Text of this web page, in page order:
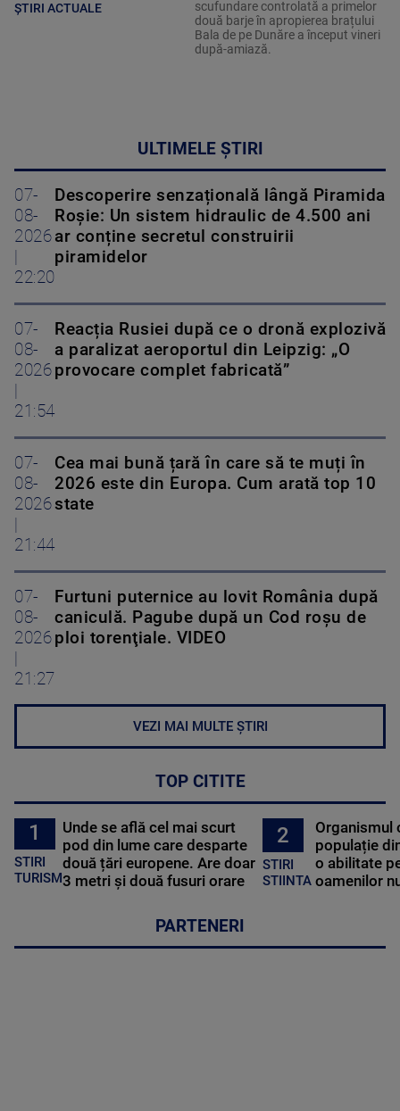
ȘTIRI ACTUALE
scufundare controlată a primelor
două barje în apropierea brațului
Bala de pe Dunăre a început vineri
după-amiază.
ULTIMELE ȘTIRI
07-
08-
2026
22:20
Descoperire senzațională lângă Piramida
Roșie: Un sistem hidraulic de 4.500 ani
ar conține secretul construirii
piramidelor
07-
08-
2026
21:54
Reacția Rusiei după ce o dronă explozivă
a paralizat aeroportul din Leipzig: „O
provocare complet fabricată”
07-
08-
2026
21:44
Cea mai bună țară în care să te muți în
2026 este din Europa. Cum arată top 10
state
07-
08-
2026
21:27
Furtuni puternice au lovit România după
caniculă. Pagube după un Cod roşu de
ploi torenţiale. VIDEO
VEZI MAI MULTE ȘTIRI
TOP CITITE
1
STIRI
TURISM
Unde se află cel mai scurt
pod din lume care desparte
două țări europene. Are doar
3 metri și două fusuri orare
2
STIRI
STIINTA
Organismul
populație
o abilitate
oamenilor
PARTENERI